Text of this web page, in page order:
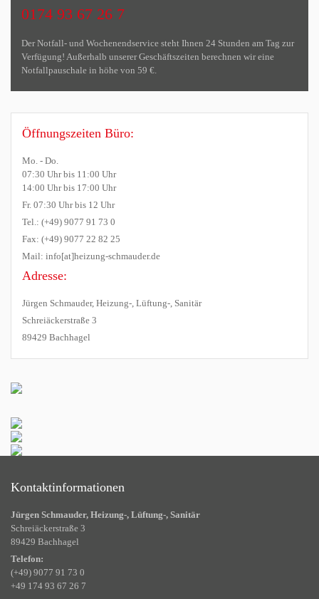
0174 93 67 26 7
Der Notfall- und Wochenendservice steht Ihnen 24 Stunden am Tag zur
Verfügung! Außerhalb unserer Geschäftszeiten berechnen wir eine
Notfallpauschale in höhe von 59 €.
Öffnungszeiten Büro:
Mo. - Do.
07:30 Uhr bis 11:00 Uhr
14:00 Uhr bis 17:00 Uhr
Fr. 07:30 Uhr bis 12 Uhr
Tel.: (+49) 9077 91 73 0
Fax: (+49) 9077 22 82 25
Mail: info[at]heizung-schmauder.de
Adresse:
Jürgen Schmauder, Heizung-, Lüftung-, Sanitär
Schreiäckerstraße 3
89429 Bachhagel
Kontaktinformationen
Jürgen Schmauder, Heizung-, Lüftung-, Sanitär
Schreiäckerstraße 3
89429 Bachhagel
Telefon:
(+49) 9077 91 73 0
+49 174 93 67 26 7